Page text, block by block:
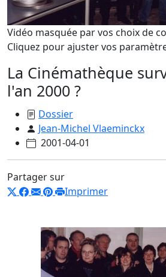
Vidéo masquée par vos choix de
Cliquez pour ajuster vos
La Cinémathèque
l'an 2000 ?
Dossier
Jean-Michel Vlaeminckx
2001-04-01
Partager sur
Imprimer